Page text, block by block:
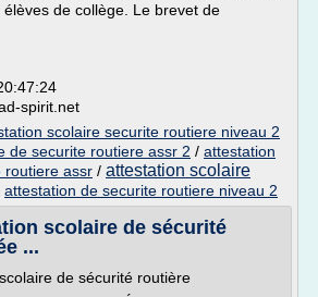
de collège. Le brevet de
spirit.net
scolaire securite routiere niveau 2
de securite routiere assr 2 / attestation
routiere assr / attestation scolaire
attestation de securite routiere niveau 2
scolaire de sécurité
...
de sécurité routière